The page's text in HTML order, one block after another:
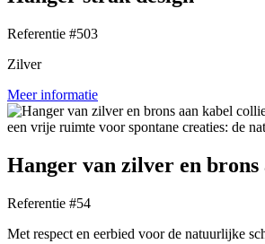
Referentie #503
Zilver
Meer informatie
Hanger van zilver en
Referentie #54
Met respect en eerbied voor de natuurlijke